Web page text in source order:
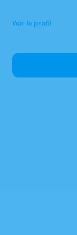
Voir le profil